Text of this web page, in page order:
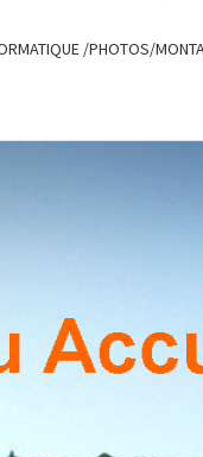
/PHOTOS/